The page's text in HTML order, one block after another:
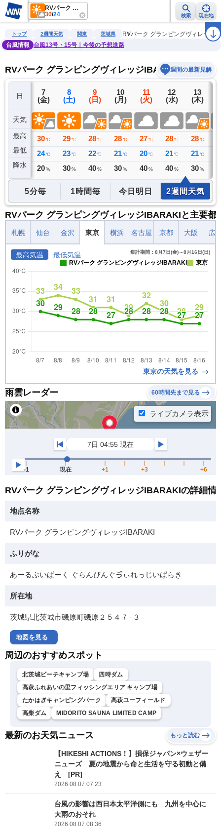
RVパーク グランピングヴィレッジIBARAKI
30/24 検索 現在地
雨雲レーダー 台風情報 地震情報 警報・注意報 2週間天気 ラ
トップ 2週間天気 関東 茨城県
RVパーク グランピングヴィレッジ
台風情報
台風13号・15号｜今後の予想進路
RVパーク グランピングヴィレッジIBARAKIの2週間
週間の最新見解
日
天気
最高
最低
降水
6
(木)
28 ℃
21 ℃
0 ミリ
7
(金)
30 ℃
24 ℃
20 %
8
(土)
29 ℃
23 ℃
30 %
9
(日)
28 ℃
22 ℃
40 %
10
(月)
28 ℃
21 ℃
30 %
11
(火)
27 ℃
20 ℃
40 %
12
(水)
28 ℃
21 ℃
40 %
13
(木)
28 ℃
21 ℃
30 %
5分毎 1時間毎 今日明日 2週間天気
RVパーク グランピングヴィレッジIBARAKIと主要都
札幌 仙台 金沢 東京 横浜 名古屋 京都 大阪 広
最高気温 最低気温 集計期間：8月7日(金)～8月16日(日)
RVパーク グランピングヴィレッジIBARAKI 東京
東京の天気を見る
雨雲レーダー 60時間先まで見る
RVパーク グランピングヴィレッジIBARAKIの詳細情
地点名称
RVパーク グランピングヴィレッジIBARAKI
ふりがな
あーるぶいぱーく ぐらんぴんぐゔぃれっじいばらき
所在地
茨城県北茨城市磯原町磯原２５４７−３
地図を見る
周辺のおすすめスポット
北茨城ビーチキャンプ場
四時ダム
高萩ふれあいの里フィッシングエリア キャンプ場
たかはぎキャンピングパーク
高萩ユーフィールド
高柴ダム
MIDORITO SAUNA LIMITED CAMP
最新のお天気ニュース もっと読む
【HIKESHI ACTIONS！】損保ジャパン×ウェザー
ニューズ 夏の地震から命と生活を守る初動と備
え [PR]
2026.08.07 07:23
台風の影響は西日本太平洋側にも 九州を中心に
大雨のおそれ
2026.08.07 08:36